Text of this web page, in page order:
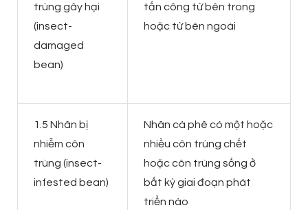
trùng gây hại
(insect-
damaged
bean)
tấn công từ bên trong
hoặc từ bên ngoài
1.5 Nhân bị
nhiễm côn
trùng (insect-
infested bean)
Nhân cà phê có một hoặc
nhiều côn trùng chết
hoặc côn trùng sống ở
bất kỳ giai đoạn phát
triển nào